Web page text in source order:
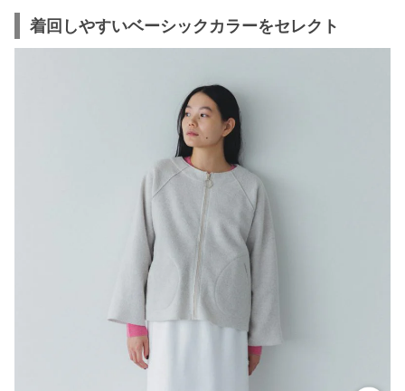
着回しやすいベーシックカラーをセレクト